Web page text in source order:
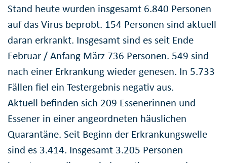
Stand heute wurden insgesamt 6.840 Personen
auf das Virus beprobt. 154 Personen sind aktuell
daran erkrankt. Insgesamt sind es seit Ende
Februar / Anfang März 736 Personen. 549 sind
nach einer Erkrankung wieder genesen. In 5.733
Fällen fiel ein Testergebnis negativ aus.
Aktuell befinden sich 209 Essenerinnen und
Essener in einer angeordneten häuslichen
Quarantäne. Seit Beginn der Erkrankungswelle
sind es 3.414. Insgesamt 3.205 Personen